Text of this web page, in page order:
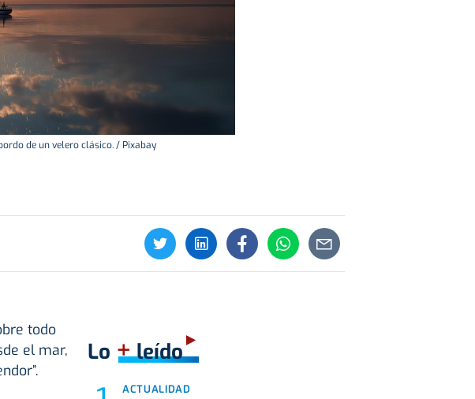
de un velero clásico. / Pixabay
todo
el mar,
Lo +leído
ACTUALIDAD